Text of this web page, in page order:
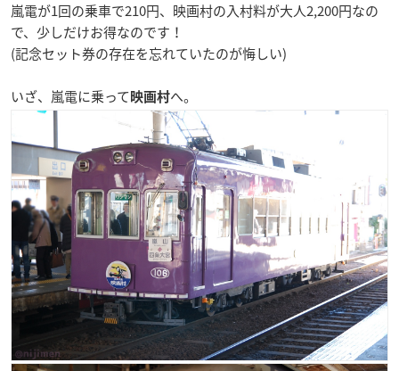
嵐電が1回の乗車で210円、映画村の入村料が大人2,200円なの
で、少しだけお得なのです！
(記念セット券の存在を忘れていたのが悔しい)
いざ、嵐電に乗って 映画村へ。